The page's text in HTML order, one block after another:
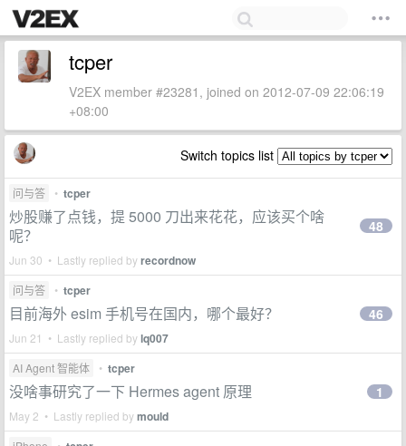
tcper
V2EX member #23281, joined on 2012-07-09 22:06:19
+08:00
Switch topics list
问与答 • tcper
炒股赚了点钱，提 5000 刀出来花花，应该买个啥
呢？
Jun 30 • Lastly replied byrecordnow
48
问与答 • tcper
目前海外 esim 手机号在国内，哪个最好？
Jun 21 • Lastly replied bylq007
46
AI Agent 智能体 • tcper
没啥事研究了一下 Hermes agent 原理
May 2 • Lastly replied bymould
1